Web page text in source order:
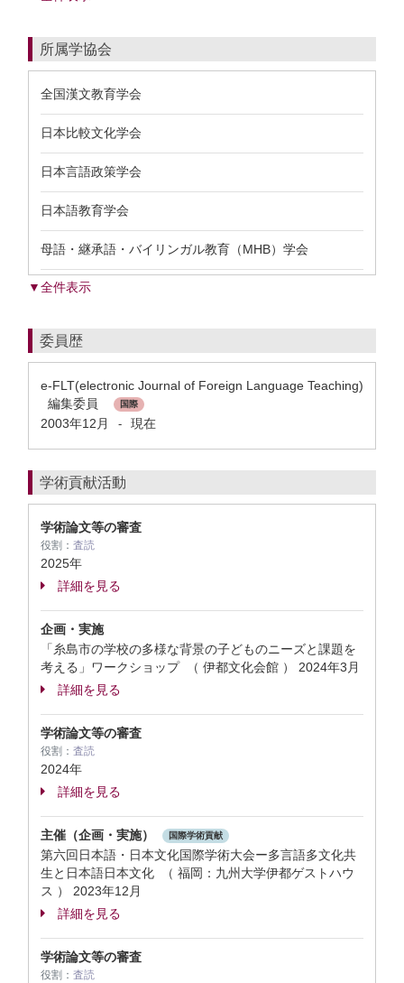
所属学協会
全国漢文教育学会
日本比較文化学会
日本言語政策学会
日本語教育学会
母語・継承語・バイリンガル教育（MHB）学会
▼全件表示
委員歴
e-FLT(electronic Journal of Foreign Language Teaching)
編集委員
国際
2003年12月 - 現在
学術貢献活動
学術論文等の審査
役割： 査読
2025年
詳細を見る
企画・実施
「糸島市の学校の多様な背景の子どものニーズと課題を
考える」ワークショップ （ 伊都文化会館 ） 2024年3月
詳細を見る
学術論文等の審査
役割： 査読
2024年
詳細を見る
主催（企画・実施） 国際学術貢献
第六回日本語・日本文化国際学術大会ー多言語多文化共
生と日本語日本文化 （ 福岡：九州大学伊都ゲストハウ
ス ） 2023年12月
詳細を見る
学術論文等の審査
役割： 査読